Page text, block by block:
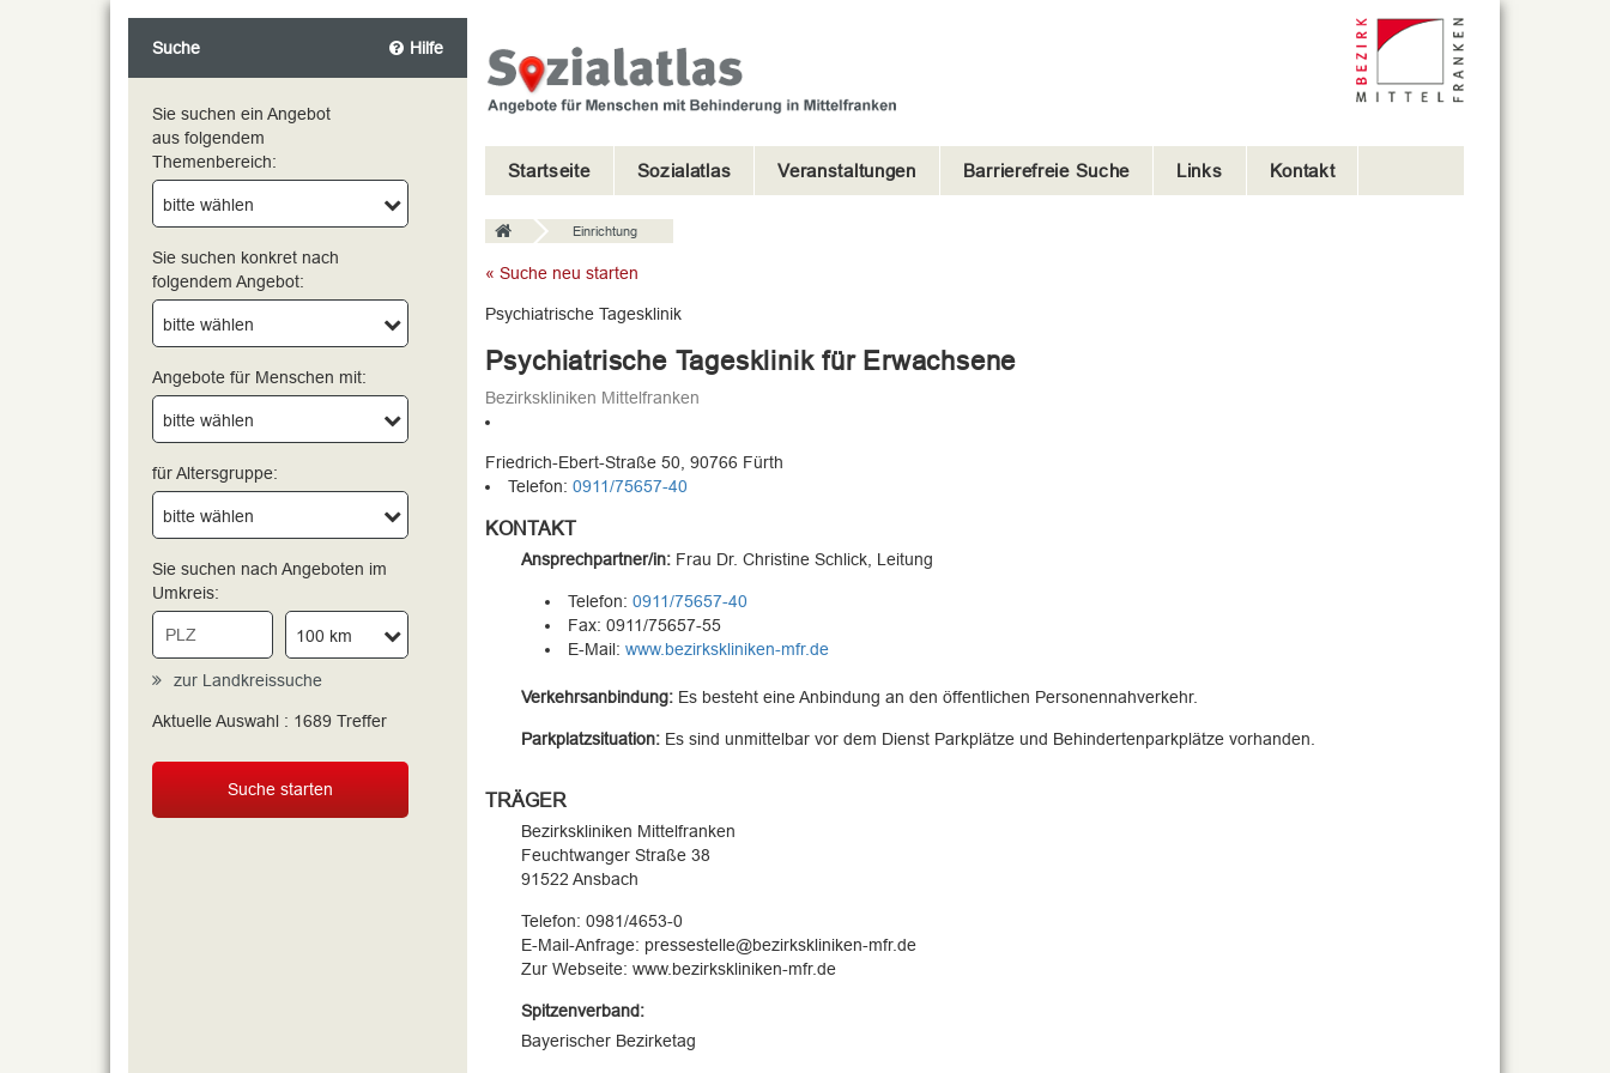
Suche Hilfe
Sie suchen ein Angebot
aus folgendem
Themenbereich:
bitte wählen
Sie suchen konkret nach
folgendem Angebot:
bitte wählen
Angebote für Menschen mit:
bitte wählen
für Altersgruppe:
bitte wählen
Sie suchen nach Angeboten im
Umkreis:
100 km
zur Landkreissuche
bitte wählen
Aktuelle Auswahl : 1689 Treffer
Suche starten
Startseite Sozialatlas Veranstaltungen Barrierefreie Suche Links Kontakt
Einrichtung
« Suche neu starten
Psychiatrische Tagesklinik
Psychiatrische Tagesklinik für Erwachsene
Bezirkskliniken Mittelfranken
Friedrich-Ebert-Straße 50, 90766 Fürth
Telefon: 0911/75657-40
KONTAKT
Ansprechpartner/in:Frau Dr. Christine Schlick, Leitung
Telefon: 0911/75657-40
Fax: 0911/75657-55
E-Mail: www.bezirkskliniken-mfr.de
Verkehrsanbindung:Es besteht eine Anbindung an den öffentlichen Personennahverkehr.
Parkplatzsituation:Es sind unmittelbar vor dem Dienst Parkplätze und Behindertenparkplätze vorhanden.
TRÄGER
Bezirkskliniken Mittelfranken
Feuchtwanger Straße 38
91522 Ansbach
Telefon: 0981/4653-0
E-Mail-Anfrage: pressestelle@bezirkskliniken-mfr.de
Zur Webseite: www.bezirkskliniken-mfr.de
Spitzenverband:
Bayerischer Bezirketag